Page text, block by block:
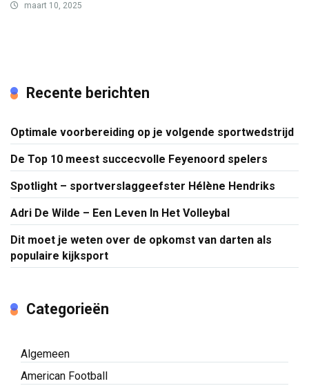
maart 10, 2025
Recente berichten
Optimale voorbereiding op je volgende sportwedstrijd
De Top 10 meest succecvolle Feyenoord spelers
Spotlight – sportverslaggeefster Hélène Hendriks
Adri De Wilde – Een Leven In Het Volleybal
Dit moet je weten over de opkomst van darten als
populaire kijksport
Categorieën
Algemeen
American Football